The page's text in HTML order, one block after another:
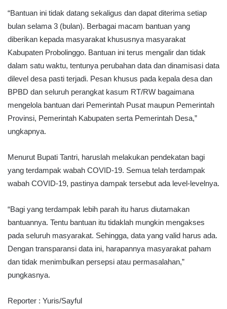
“Bantuan ini tidak datang sekaligus dan dapat diterima setiap
bulan selama 3 (bulan). Berbagai macam bantuan yang
diberikan kepada masyarakat khususnya masyarakat
Kabupaten Probolinggo. Bantuan ini terus mengalir dan tidak
dalam satu waktu, tentunya perubahan data dan dinamisasi data
dilevel desa pasti terjadi. Pesan khusus pada kepala desa dan
BPBD dan seluruh perangkat kasum RT/RW bagaimana
mengelola bantuan dari Pemerintah Pusat maupun Pemerintah
Provinsi, Pemerintah Kabupaten serta Pemerintah Desa,”
ungkapnya.
Menurut Bupati Tantri, haruslah melakukan pendekatan bagi
yang terdampak wabah COVID-19. Semua telah terdampak
wabah COVID-19, pastinya dampak tersebut ada level-levelnya.
“Bagi yang terdampak lebih parah itu harus diutamakan
bantuannya. Tentu bantuan itu tidaklah mungkin mengakses
pada seluruh masyarakat. Sehingga, data yang valid harus ada.
Dengan transparansi data ini, harapannya masyarakat paham
dan tidak menimbulkan persepsi atau permasalahan,”
pungkasnya.
Reporter : Yuris/Sayful